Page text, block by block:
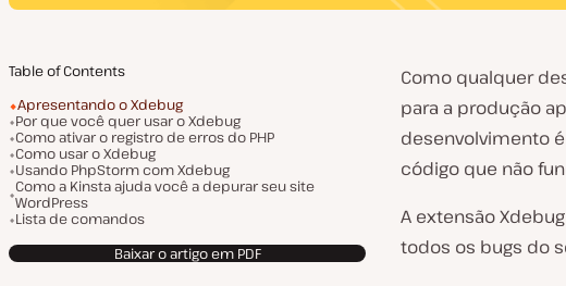
Table of Contents
Apresentando o Xdebug
Por que você quer usar o Xdebug
Como ativar o registro de erros do PHP
Como usar o Xdebug
Usando PhpStorm com Xdebug
Como a Kinsta ajuda você a depurar seu site
WordPress
Lista de comandos
Baixar o artigo em PDF
Como qualquer
para a produção
desenvolvimento
código que não
A extensão
todos os bugs do